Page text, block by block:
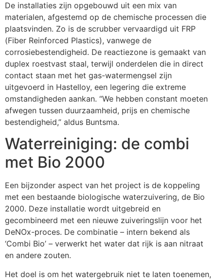
De installaties zijn opgebouwd uit een mix van
materialen, afgestemd op de chemische processen die
plaatsvinden. Zo is de scrubber vervaardigd uit FRP
(Fiber Reinforced Plastics), vanwege de
corrosiebestendigheid. De reactiezone is gemaakt van
duplex roestvast staal, terwijl onderdelen die in direct
contact staan met het gas-watermengsel zijn
uitgevoerd in Hastelloy, een legering die extreme
omstandigheden aankan. “We hebben constant moeten
afwegen tussen duurzaamheid, prijs en chemische
bestendigheid,” aldus Buntsma.
Waterreiniging: de combi
met Bio 2000
Een bijzonder aspect van het project is de koppeling
met een bestaande biologische waterzuivering, de Bio
2000. Deze installatie wordt uitgebreid en
gecombineerd met een nieuwe zuiveringslijn voor het
DeNOx-proces. De combinatie – intern bekend als
‘Combi Bio’ – verwerkt het water dat rijk is aan nitraat
en andere zouten.
Het doel is om het watergebruik niet te laten toenemen,